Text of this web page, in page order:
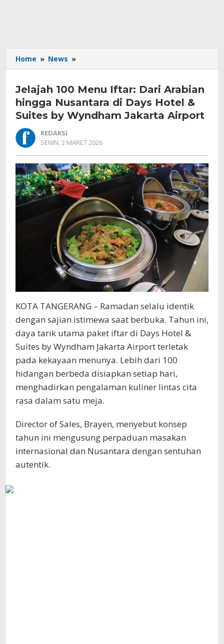
Home » News »
100
Iftar:
Dari
Arabian
hingga
di
Days
Hotel
&
Suites
by
Wyndham
Jakarta
Airport
Jelajah 100 Menu Iftar: Dari Arabian
hingga Nusantara di Days Hotel &
Suites by Wyndham Jakarta Airport
REDAKSI
SENIN, 2 MARET 2026
KOTA TANGERANG – Ramadan selalu identik
dengan sajian istimewa saat berbuka. Tahun ini,
daya tarik utama paket iftar di Days Hotel &
Suites by Wyndham Jakarta Airport terletak
pada kekayaan menunya. Lebih dari 100
hidangan berbeda disiapkan setiap hari,
menghadirkan pengalaman kuliner lintas cita
rasa dalam satu meja.
Director of Sales, Brayen, menyebut konsep
tahun ini mengusung perpaduan masakan
internasional dan Nusantara dengan sentuhan
autentik.